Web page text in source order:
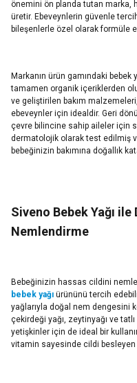
önemini ön planda tutan
üretir. Ebeveynlerin güvenle
bileşenlerle özel olarak formüle
Markanın ürün gamındaki
tamamen organik içeriklerden
ve geliştirilen bakım
ebeveynler için idealdir. Geri
çevre bilincine sahip aileler için
dermatolojik olarak test edilmiş
bebeğinizin bakımına doğallık
Siveno Bebek Yağı
Nemlendirme
Bebeğinizin hassas cildini
bebek yağı ürününü tercih
yağlarıyla doğal nem dengesini
çekirdeği yağı, zeytinyağı ve
yetişkinler için de ideal bir
vitamin sayesinde cildi besleyen